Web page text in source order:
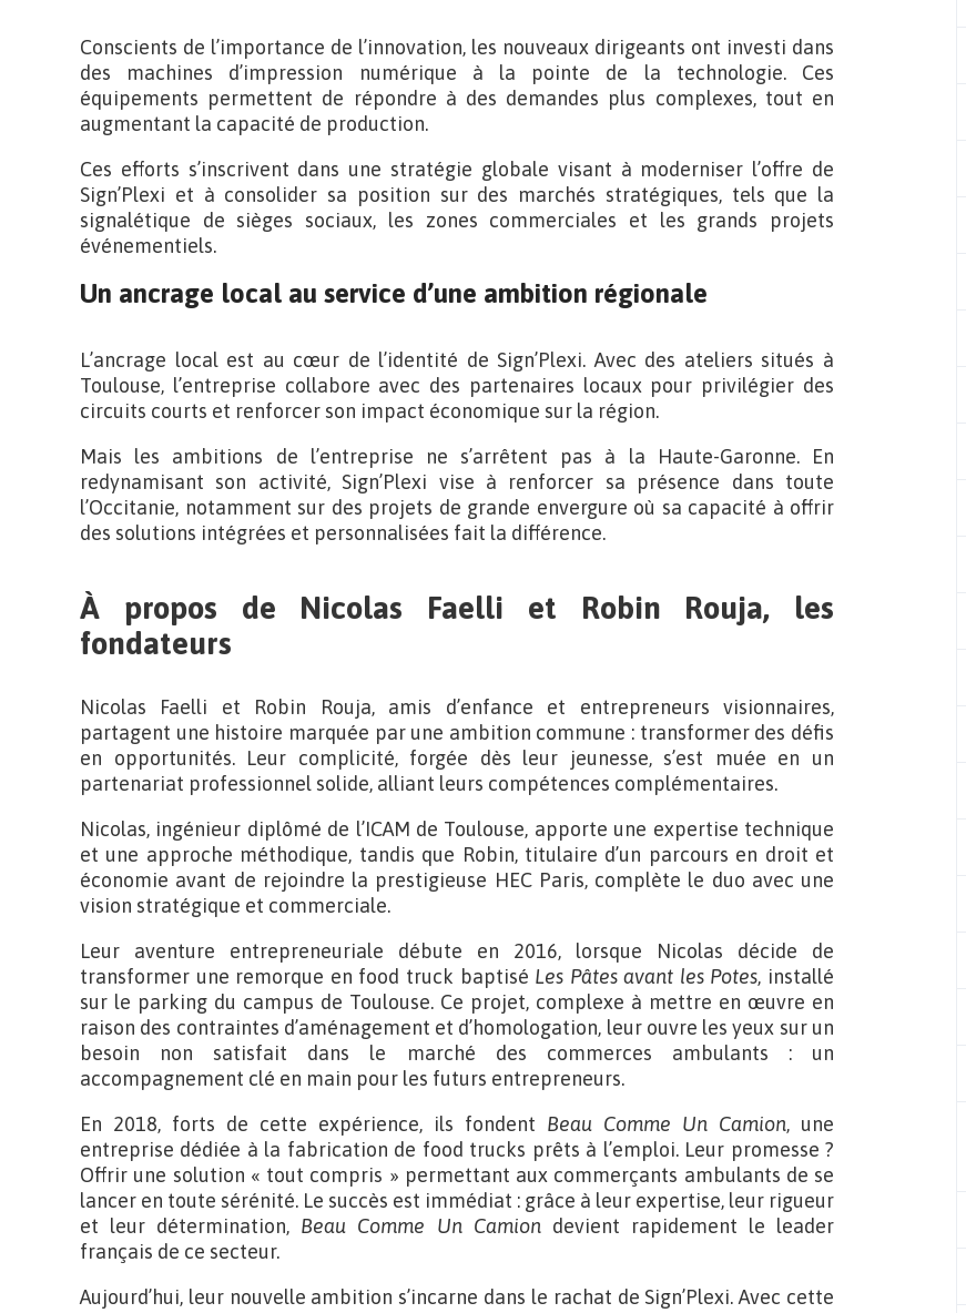
Conscients de l’importance de l’innovation, les nouveaux dirigeants ont investi dans
des machines d’impression numérique à la pointe de la technologie. Ces
équipements permettent de répondre à des demandes plus complexes, tout en
augmentant la capacité de production.
Ces efforts s’inscrivent dans une stratégie globale visant à moderniser l’offre de
Sign’Plexi et à consolider sa position sur des marchés stratégiques, tels que la
signalétique de sièges sociaux, les zones commerciales et les grands projets
événementiels.
Un ancrage local au service d’une ambition régionale
L’ancrage local est au cœur de l’identité de Sign’Plexi. Avec des ateliers situés à
Toulouse, l’entreprise collabore avec des partenaires locaux pour privilégier des
circuits courts et renforcer son impact économique sur la région.
Mais les ambitions de l’entreprise ne s’arrêtent pas à la Haute-Garonne. En
redynamisant son activité, Sign’Plexi vise à renforcer sa présence dans toute
l’Occitanie, notamment sur des projets de grande envergure où sa capacité à offrir
des solutions intégrées et personnalisées fait la différence.
À propos de Nicolas Faelli et Robin Rouja, les
fondateurs
Nicolas Faelli et Robin Rouja, amis d’enfance et entrepreneurs visionnaires,
partagent une histoire marquée par une ambition commune : transformer des défis
en opportunités. Leur complicité, forgée dès leur jeunesse, s’est muée en un
partenariat professionnel solide, alliant leurs compétences complémentaires.
Nicolas, ingénieur diplômé de l’ICAM de Toulouse, apporte une expertise technique
et une approche méthodique, tandis que Robin, titulaire d’un parcours en droit et
économie avant de rejoindre la prestigieuse HEC Paris, complète le duo avec une
vision stratégique et commerciale.
Leur aventure entrepreneuriale débute en 2016, lorsque Nicolas décide de
transformer une remorque en food truck baptisé Les Pâtes avant les Potes, installé
sur le parking du campus de Toulouse. Ce projet, complexe à mettre en œuvre en
raison des contraintes d’aménagement et d’homologation, leur ouvre les yeux sur un
besoin non satisfait dans le marché des commerces ambulants : un
accompagnement clé en main pour les futurs entrepreneurs.
En 2018, forts de cette expérience, ils fondent Beau Comme Un Camion, une
entreprise dédiée à la fabrication de food trucks prêts à l’emploi. Leur promesse ?
Offrir une solution « tout compris » permettant aux commerçants ambulants de se
lancer en toute sérénité. Le succès est immédiat : grâce à leur expertise, leur rigueur
et leur détermination, Beau Comme Un Camiondevient rapidement le leader
français de ce secteur.
Aujourd’hui, leur nouvelle ambition s’incarne dans le rachat de Sign’Plexi. Avec cette